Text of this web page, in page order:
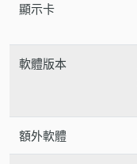
顯示卡
軟體版本
額外軟體